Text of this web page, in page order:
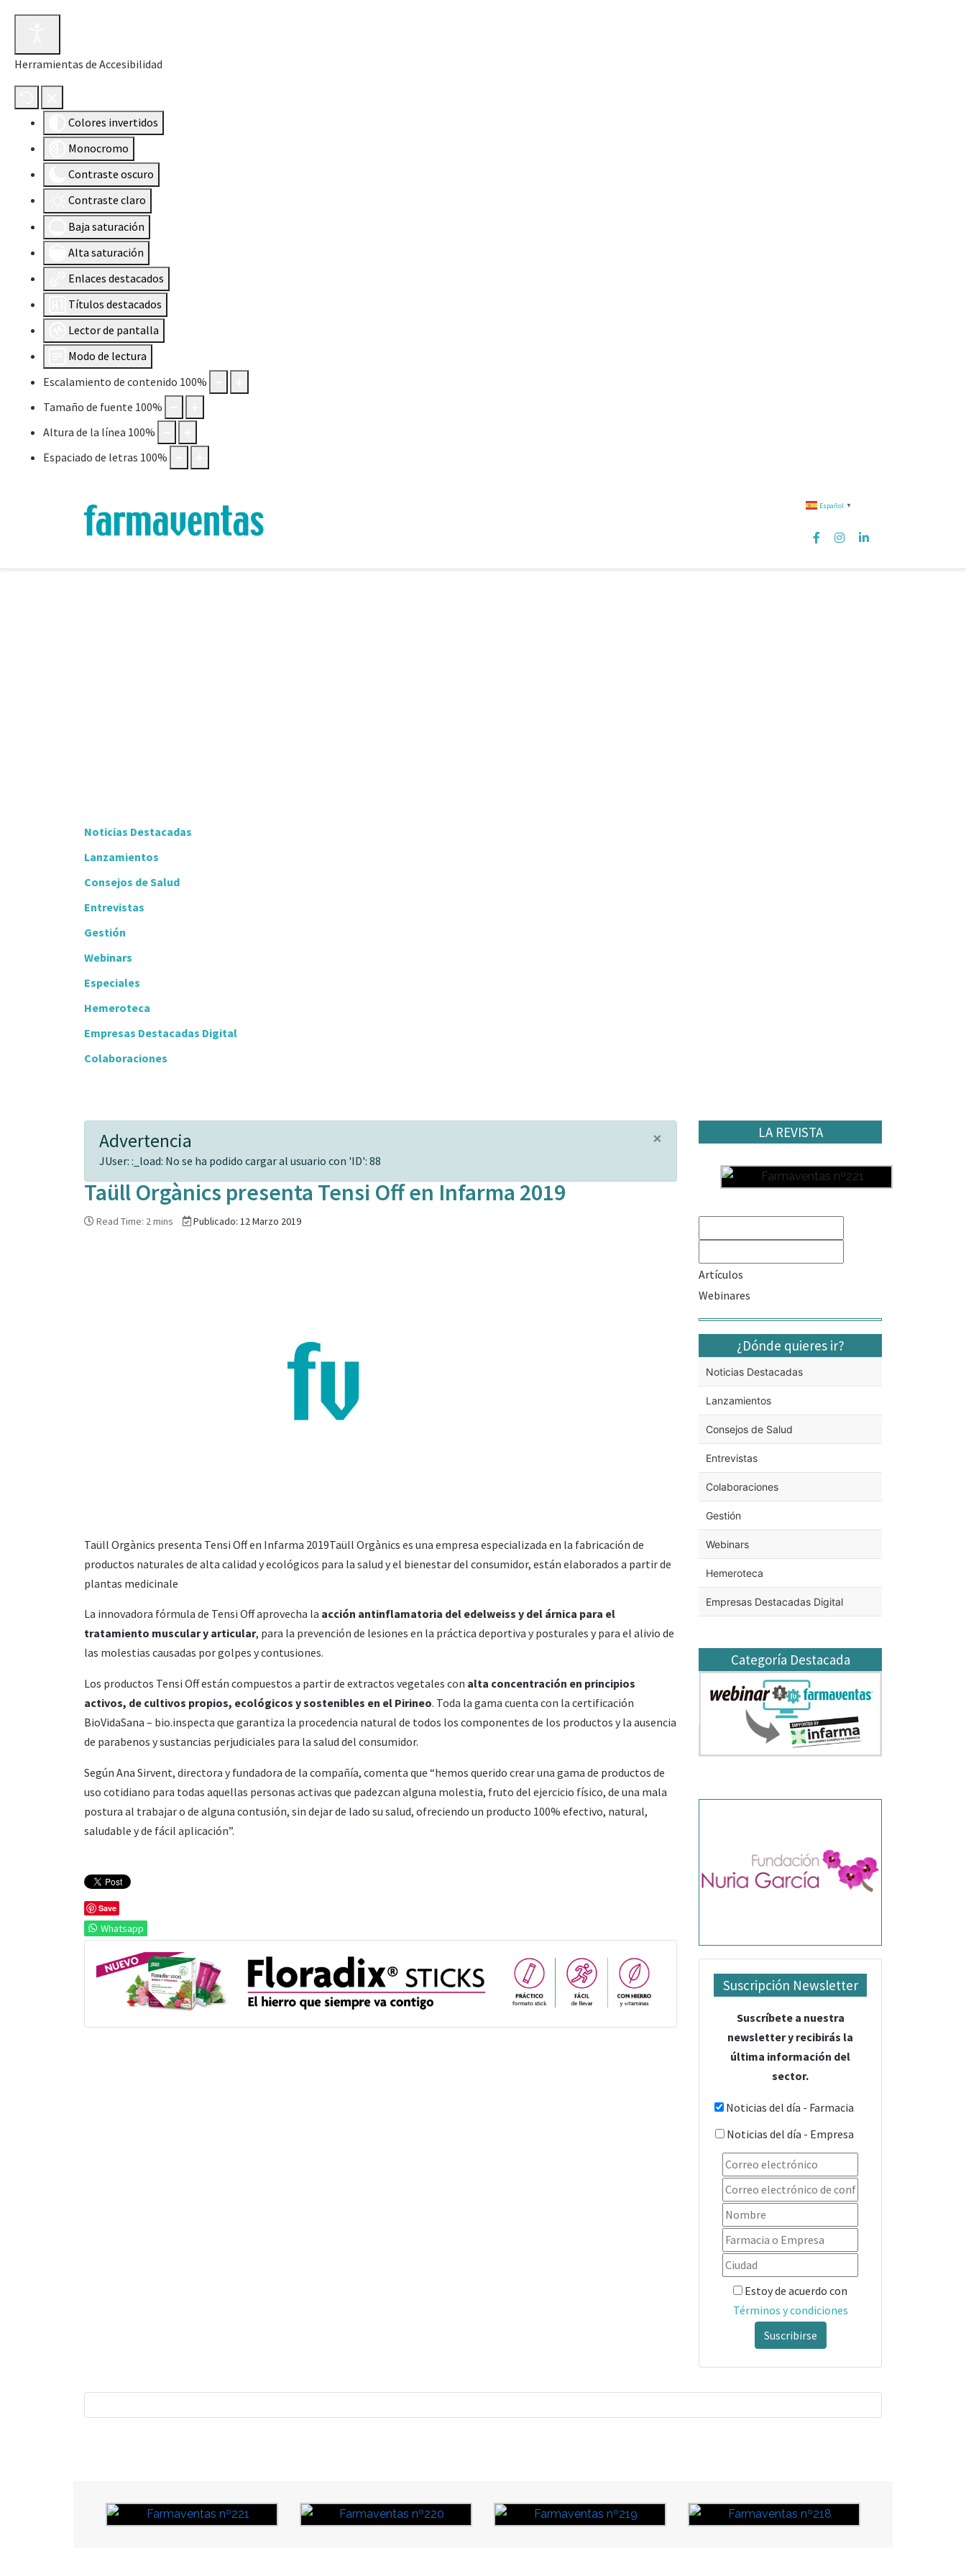
Herramientas de Accesibilidad
Colores invertidos
Monocromo
Contraste oscuro
Contraste claro
Baja saturación
Alta saturación
Enlaces destacados
Títulos destacados
Lector de pantalla
Modo de lectura
Escalamiento de contenido 100%
Tamaño de fuente 100%
Altura de la línea 100%
Espaciado de letras 100%
Español ▼
Noticias Destacadas
Lanzamientos
Consejos de Salud
Entrevistas
Gestión
Webinars
Especiales
Hemeroteca
Empresas Destacadas Digital
Colaboraciones
×
Advertencia
JUser: :_load: No se ha podido cargar al usuario con 'ID': 88
Taüll Orgànics presenta Tensi Off en Infarma 2019
Read Time: 2 mins Publicado: 12 Marzo 2019
Taüll Orgànics presenta Tensi Off en Infarma 2019Taüll Orgànics es una empresa especializada en la fabricación de
productos naturales de alta calidad y ecológicos para la salud y el bienestar del consumidor, están elaborados a partir de
plantas medicinale
La innovadora fórmula de Tensi Off aprovecha la acción antinflamatoria del edelweiss y del árnica para el
tratamiento muscular y articular, para la prevención de lesiones en la práctica deportiva y posturales y para el alivio de
las molestias causadas por golpes y contusiones.
Los productos Tensi Off están compuestos a partir de extractos vegetales con alta concentración en principios
activos, de cultivos propios, ecológicos y sostenibles en el Pirineo. Toda la gama cuenta con la certificación
BioVidaSana – bio.inspecta que garantiza la procedencia natural de todos los componentes de los productos y la ausencia
de parabenos y sustancias perjudiciales para la salud del consumidor.
Según Ana Sirvent, directora y fundadora de la compañía, comenta que “hemos querido crear una gama de productos de
uso cotidiano para todas aquellas personas activas que padezcan alguna molestia, fruto del ejercicio físico, de una mala
postura al trabajar o de alguna contusión, sin dejar de lado su salud, ofreciendo un producto 100% efectivo, natural,
saludable y de fácil aplicación”.
Save
Whatsapp
LA REVISTA
Artículos
Webinares
¿Dónde quieres ir?
Noticias Destacadas
Lanzamientos
Consejos de Salud
Entrevistas
Colaboraciones
Gestión
Webinars
Hemeroteca
Empresas Destacadas Digital
Categoría Destacada
Suscripción Newsletter
Suscríbete a nuestra
newsletter y recibirás la
última información del
sector.
Noticias del día - Farmacia
Noticias del día - Empresa
Estoy de acuerdo con
Términos y condiciones
Suscribirse